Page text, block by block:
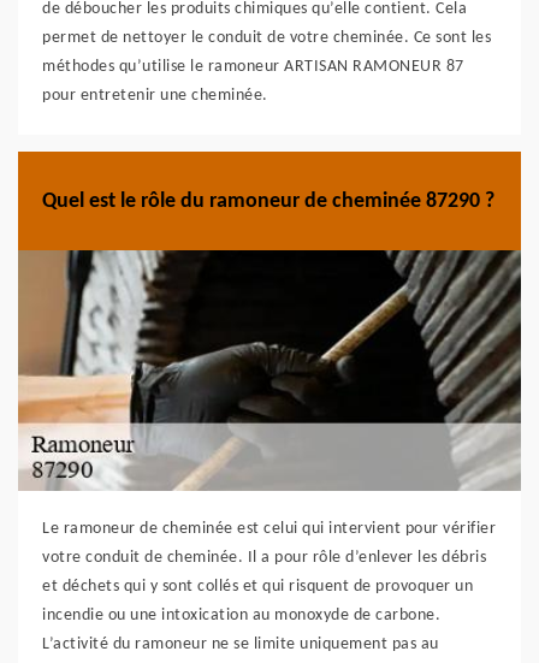
de déboucher les produits chimiques qu’elle contient. Cela
permet de nettoyer le conduit de votre cheminée. Ce sont les
méthodes qu’utilise le ramoneur ARTISAN RAMONEUR 87
pour entretenir une cheminée.
Quel est le rôle du ramoneur de cheminée 87290 ?
Le ramoneur de cheminée est celui qui intervient pour vérifier
votre conduit de cheminée. Il a pour rôle d’enlever les débris
et déchets qui y sont collés et qui risquent de provoquer un
incendie ou une intoxication au monoxyde de carbone.
L’activité du ramoneur ne se limite uniquement pas au